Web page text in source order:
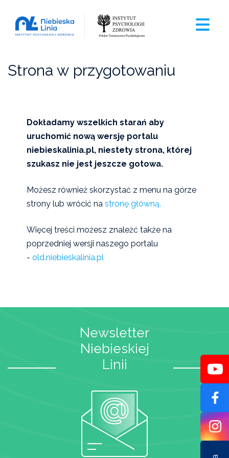
Strona w przygotowaniu
Dokładamy wszelkich starań aby
uruchomić nową wersję portalu
niebieskalinia.pl, niestety strona, której
szukasz nie jest jeszcze gotowa.
Możesz również skorzystać z menu na górze
strony lub wrócić nastronę główną.
Więcej treści możesz znależć także na
poprzedniej wersji naszego portalu
-old.niebieskalinia.pl
Newsletter
Niebieskiej
Linii